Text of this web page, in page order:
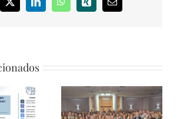
X LinkedInWhatsApp
Xing
Correo